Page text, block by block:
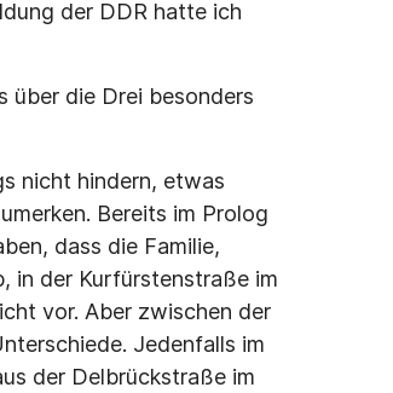
der DDR hatte ich
über die Drei besonders
nicht hindern, etwas
Bereits im Prolog
dass die Familie,
in der Kurfürstenstraße im
vor. Aber zwischen der
Jedenfalls im
der Delbrückstraße im